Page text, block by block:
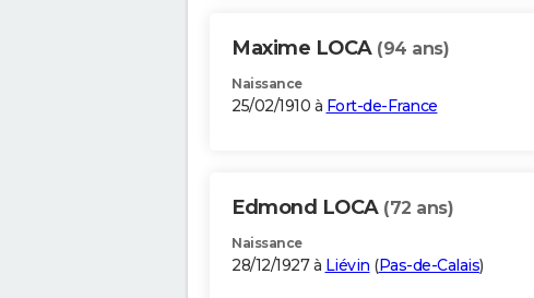
Maxime LOCA (94 ans)
Naissance
25/02/1910 à Fort-de-France
Edmond LOCA (72 ans)
Naissance
28/12/1927 à Liévin (Pas-de-Calais)